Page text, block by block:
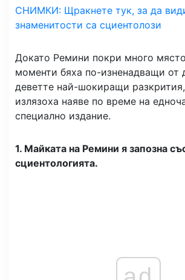
СНИМКИ: Щракнете тук, за да
знаменитости са сциентолози
Докато Ремини покри много
моменти бяха по-изненадващи от
деветте най-шокиращи
излязоха наяве по време на
специално издание.
1. Майката на Ремини я запозна
сциентологията.